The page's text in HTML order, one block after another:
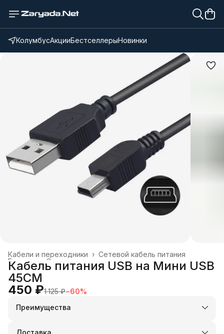
КолумбусАкцииБестселлерыНовинки
Сетевой кабель питания
Кабели и переходники ›
Электроника
Главная
Кабель питания USB на Мини USB
45CM
450 ₽1 125 ₽−60%
Преимущества
Оплата частями в Сплит
Доставка